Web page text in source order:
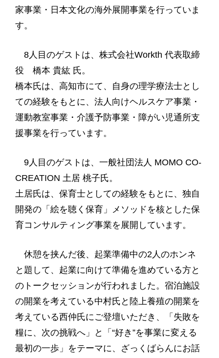
家事業・日本文化の海外展開事業を行っていま
す。
8人目のゲストは、株式会社Workth 代表取締
役 橋本 貴紘 氏。
橋本氏は、高知市にて、自身の理学療法士とし
ての経験をもとに、法人向けヘルスケア事業・
運動教室事業・介護予防事業・障がい児通所支
援事業を行っています。
9人目のゲストは、一般社団法人 MOMO CO-
CREATION 土居 桃子氏。
土居氏は、保育士としての経験をもとに、独自
開発の「絵を聴く保育」メソッドを核とした保
育コンサルティング事業を展開しています。
休憩を挟んだ後、起業準備中の2人のホンネ
と題して、起業に向けて準備を進めている方と
のトークセッションが行われました。宿泊施設
の開業を考えている中村氏と陸上養殖の開業を
考えている西仲氏にご登壇いただき、「失敗を
糧に、次の挑戦へ」と「“好き”を事業に変える
最初の一歩 」をテーマに、ざっくばらんにお話